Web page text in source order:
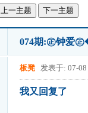
上一主题 下一主题
074期:㊣钟爱
板凳 发表于: 07-08
我又回复了